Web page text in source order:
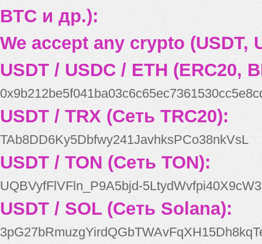
BTC и др.):
We accept any crypto (USDT,
USDT / USDC / ETH (ERC20,
USDT / TRX (Сеть TRC20):
TAb8DD6Ky5Dbfwy241JavhksPCo38nkVsL
USDT / TON (Сеть TON):
UQBVyfFlVFln_P9A5bjd-
USDT / SOL (Сеть Solana):